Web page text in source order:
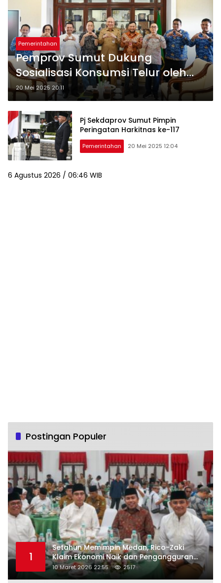
Pemerintahan
Pemprov Sumut Dukung
Sosialisasi Konsumsi Telur oleh
Pinsar Indonesia
20 Mei 2025 20:11
Pj Sekdaprov Sumut Pimpin
Peringatan Harkitnas ke-117
Pemerintahan 20 Mei 2025 12:04
6 Agustus 2026 / 06:46 WIB
Postingan Populer
1
Setahun Memimpin Medan, Rico-Zaki
Klaim Ekonomi Naik dan Pengangguran
Turun
10 Maret 2026 22:55 2517